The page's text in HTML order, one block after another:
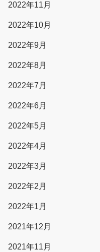
2022年11月
2022年10月
2022年9月
2022年8月
2022年7月
2022年6月
2022年5月
2022年4月
2022年3月
2022年2月
2022年1月
2021年12月
2021年11月